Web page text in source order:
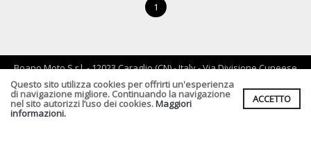
1
Boano Moto S.r.l. - 12023 Caraglio (CN) - Italy - Via Divisione Cuneese
19/d - tel: 0171 619061 - Email :
info@boano.com
- P.IVA:IT02252000043
Cf. P.Iva. Registro Imprese di CN n :IT02252000043 Rea n. CN-
164496 Capitale Sociale : € 90.000,00 I.v.
Questo sito utilizza cookies per offrirti un'esperienza
di navigazione migliore. Continuando la navigazione
nel sito autorizzi l’uso dei cookies.Maggiori
informazioni.
ACCETTO